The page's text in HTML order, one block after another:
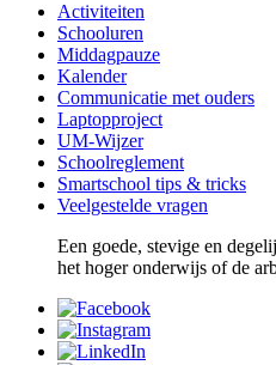
Activiteiten
Schooluren
Middagpauze
Kalender
Communicatie met ouders
Laptopproject
UM-Wijzer
Schoolreglement
Smartschool tips & tricks
Veelgestelde vragen
Een goede, stevige en
het hoger onderwijs of de